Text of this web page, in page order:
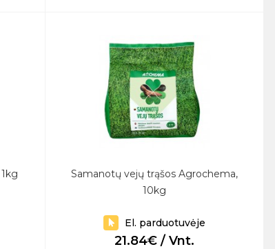
Samanotų vejų trąšos Agrochema,
10kg
El. parduotuvėje
21.84€ / Vnt.